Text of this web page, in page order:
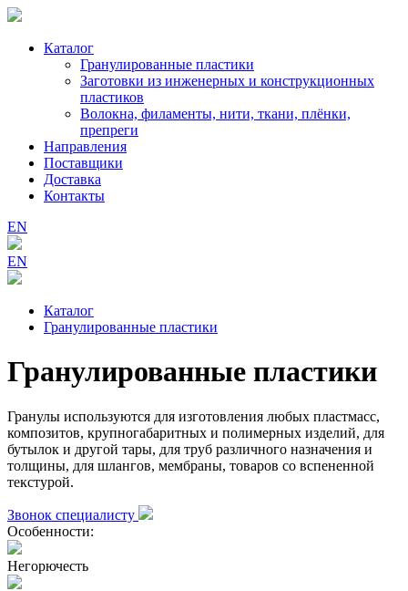
Каталог
Гранулированные пластики
Заготовки из инженерных и конструкционных
пластиков
Волокна, филаменты, нити, ткани, плёнки,
препреги
Направления
Поставщики
Доставка
Контакты
EN
EN
Каталог
Гранулированные пластики
Гранулированные пластики
Гранулы используются для изготовления любых пластмасс,
композитов, крупногабаритных и полимерных изделий, для
бутылок и другой тары, для труб различного назначения и
толщины, для шлангов, мембраны, товаров со вспененной
текстурой.
Звонок специалисту
Особенности:
Негорючесть